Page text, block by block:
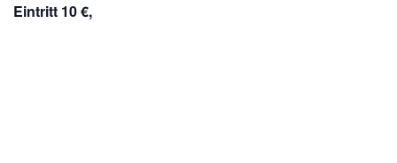
Eintritt 10 €,